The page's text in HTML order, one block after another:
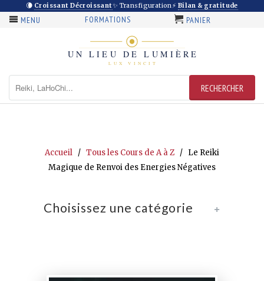
🌘 Croissant Décroissant✨ Transfiguration⚡ Bilan & gratitude
MENU FORMATIONS PANIER
Accueil / Tous les Cours de A à Z / Le Reiki
Magique de Renvoi des Energies Négatives
+
Choisissez une catégorie